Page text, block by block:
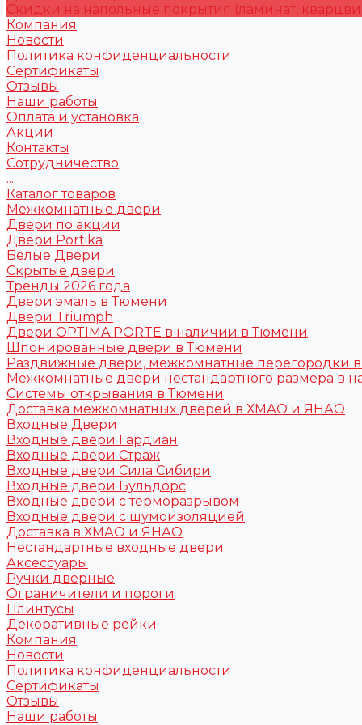
Скидки на напольные покрытия (ламинат,
Компания
Новости
Политика конфиденциальности
Сертификаты
Отзывы
Наши работы
Оплата и установка
Акции
Контакты
Сотрудничество
...
Каталог товаров
Межкомнатные двери
Двери по акции
Двери Portika
Белые Двери
Скрытые двери
Тренды 2026 года
Двери эмаль в Тюмени
Двери Triumph
Двери OPTIMA PORTE в наличии в Тюмени
Шпонированные двери в Тюмени
Раздвижные двери, межкомнатные перегородки
Межкомнатные двери нестандартного размера в
Системы открывания в Тюмени
Доставка межкомнатных дверей в ХМАО и ЯНАО
Входные Двери
Входные двери Гардиан
Входные двери Страж
Входные двери Сила Сибири
Входные двери Бульдорс
Входные двери с терморазрывом
Входные двери с шумоизоляцией
Доставка в ХМАО и ЯНАО
Нестандартные входные двери
Аксессуары
Ручки дверные
Ограничители и пороги
Плинтусы
Декоративные рейки
Компания
Новости
Политика конфиденциальности
Сертификаты
Отзывы
Наши работы